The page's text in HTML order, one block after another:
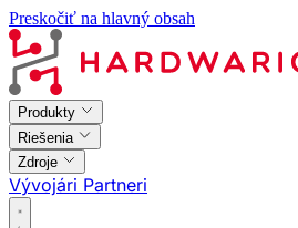
Preskočiť na hlavný obsah
Produkty
Riešenia
Zdroje
Vývojári Partneri